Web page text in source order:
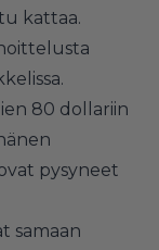
kattaa.
80 dollariin
pysyneet
samaan